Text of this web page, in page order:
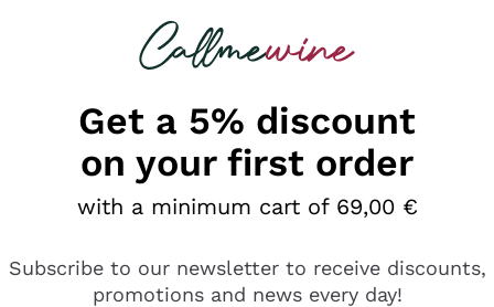
looking for
Get a 5% discount
on your first order
with a minimum cart of 69,00 €
Subscribe to our newsletter to receive discounts,
promotions and news every day!